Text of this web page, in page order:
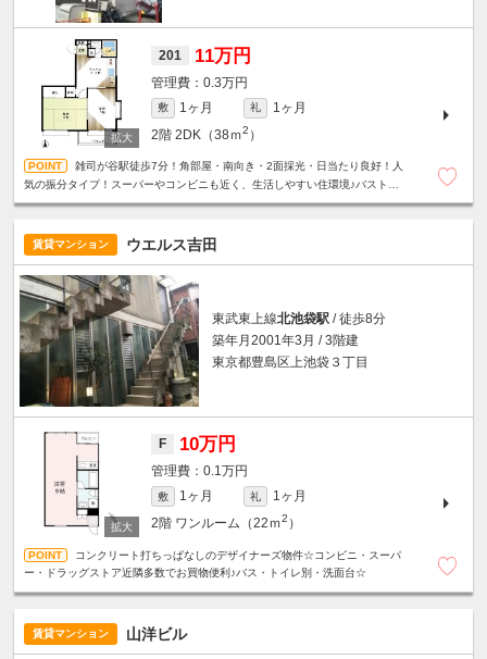
201 11万円
0.3万円
敷 1ヶ月 礼
1ヶ月
2階 2DK（38ｍ2 ）
雑司が谷駅徒歩7分！角部屋・南向き・2面採光・日当たり良好！人
気の振分タイプ！スーパーやコンビニも近く、生活しやすい住環境♪バストイ
賃貸マンション ウエルス吉田
東武東上線北池袋駅 / 徒歩8分
築年月2001年3月 / 3階建
東京都豊島区上池袋３丁目
F 10万円
0.1万円
敷 1ヶ月 礼
1ヶ月
2階 ワンルーム（22ｍ2 ）
コンクリート打ちっぱなしのデザイナーズ物件☆コンビニ・スーパ
ー・ドラッグストア近隣多数でお買物便利♪バス・トイレ別・洗面台☆
賃貸マンション 山洋ビル